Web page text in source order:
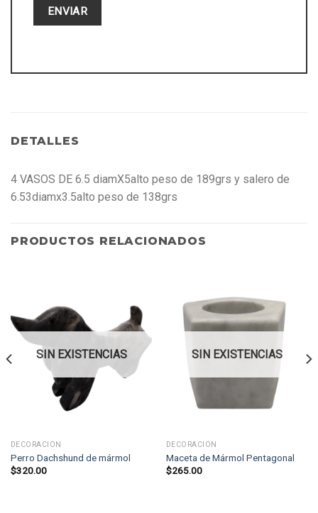
DETALLES
4 VASOS DE 6.5 diamX5alto peso de 189grs y salero de
6.53diamx3.5alto peso de 138grs
PRODUCTOS RELACIONADOS
SIN EXISTENCIAS
DECORACIÓN
Perro Dachshund de mármol
$320.00
SIN EXISTENCIAS
DECORACIÓN
Maceta de Mármol Pentagonal
$265.00